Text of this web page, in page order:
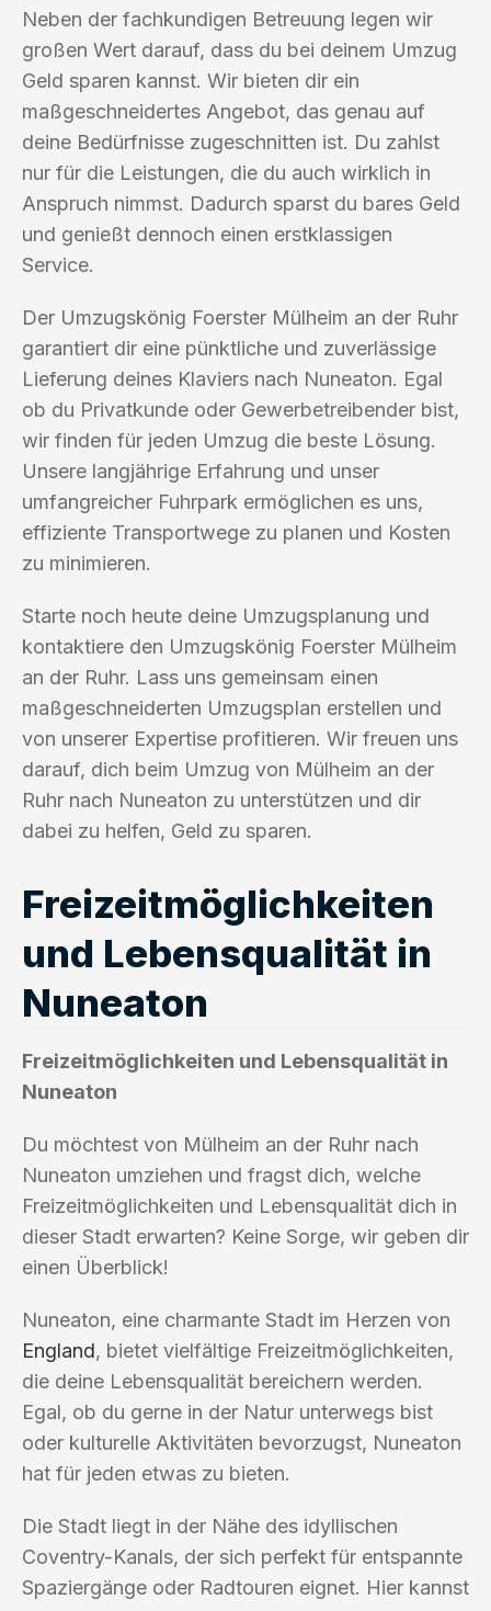
Neben der fachkundigen Betreuung legen wir
großen Wert darauf, dass du bei deinem Umzug
Geld sparen kannst. Wir bieten dir ein
maßgeschneidertes Angebot, das genau auf
deine Bedürfnisse zugeschnitten ist. Du zahlst
nur für die Leistungen, die du auch wirklich in
Anspruch nimmst. Dadurch sparst du bares Geld
und genießt dennoch einen erstklassigen
Service.
Der Umzugskönig Foerster Mülheim an der Ruhr
garantiert dir eine pünktliche und zuverlässige
Lieferung deines Klaviers nach Nuneaton. Egal
ob du Privatkunde oder Gewerbetreibender bist,
wir finden für jeden Umzug die beste Lösung.
Unsere langjährige Erfahrung und unser
umfangreicher Fuhrpark ermöglichen es uns,
effiziente Transportwege zu planen und Kosten
zu minimieren.
Starte noch heute deine Umzugsplanung und
kontaktiere den Umzugskönig Foerster Mülheim
an der Ruhr. Lass uns gemeinsam einen
maßgeschneiderten Umzugsplan erstellen und
von unserer Expertise profitieren. Wir freuen uns
darauf, dich beim Umzug von Mülheim an der
Ruhr nach Nuneaton zu unterstützen und dir
dabei zu helfen, Geld zu sparen.
Freizeitmöglichkeiten
und Lebensqualität in
Nuneaton
Freizeitmöglichkeiten und Lebensqualität in
Nuneaton
Du möchtest von Mülheim an der Ruhr nach
Nuneaton umziehen und fragst dich, welche
Freizeitmöglichkeiten und Lebensqualität dich in
dieser Stadt erwarten? Keine Sorge, wir geben dir
einen Überblick!
Nuneaton, eine charmante Stadt im Herzen von
England, bietet vielfältige Freizeitmöglichkeiten,
die deine Lebensqualität bereichern werden.
Egal, ob du gerne in der Natur unterwegs bist
oder kulturelle Aktivitäten bevorzugst, Nuneaton
hat für jeden etwas zu bieten.
Die Stadt liegt in der Nähe des idyllischen
Coventry-Kanals, der sich perfekt für entspannte
Spaziergänge oder Radtouren eignet. Hier kannst